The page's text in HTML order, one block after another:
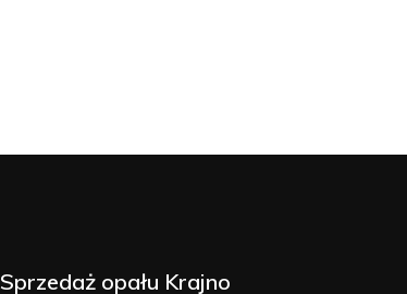
Sprzedaż opału Krajno